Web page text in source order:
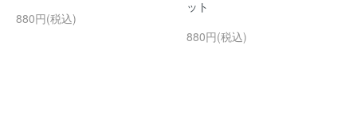
880円(税込)
ット
880円(税込)